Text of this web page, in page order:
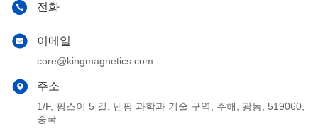
전화
이메일
core@kingmagnetics.com
주소
1/F, 핑스이 5 길, 낸핑 과학과 기술 구역, 주해, 광동, 519060,
중국